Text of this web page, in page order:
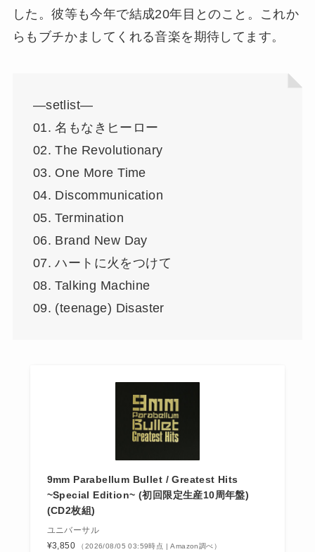
した。彼等も今年で結成20年目とのこと。これか
らもブチかましてくれる音楽を期待してます。
—setlist—
01. 名もなきヒーロー
02. The Revolutionary
03. One More Time
04. Discommunication
05. Termination
06. Brand New Day
07. ハートに火をつけて
08. Talking Machine
09. (teenage) Disaster
9mm Parabellum Bullet / Greatest Hits
~Special Edition~ (初回限定生産10周年盤)
(CD2枚組)
ユニバーサル
¥3,850
（2026/08/05 03:59時点 | Amazon調べ）